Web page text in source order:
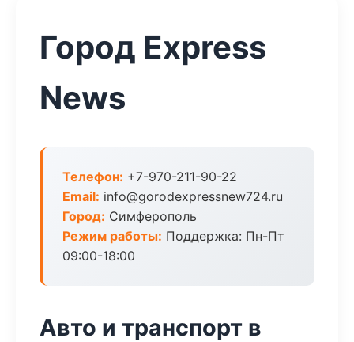
Город Express
News
Телефон: +7-970-211-90-22
Email: info@gorodexpressnew724.ru
Город: Симферополь
Режим работы: Поддержка: Пн-Пт
09:00-18:00
Авто и транспорт в